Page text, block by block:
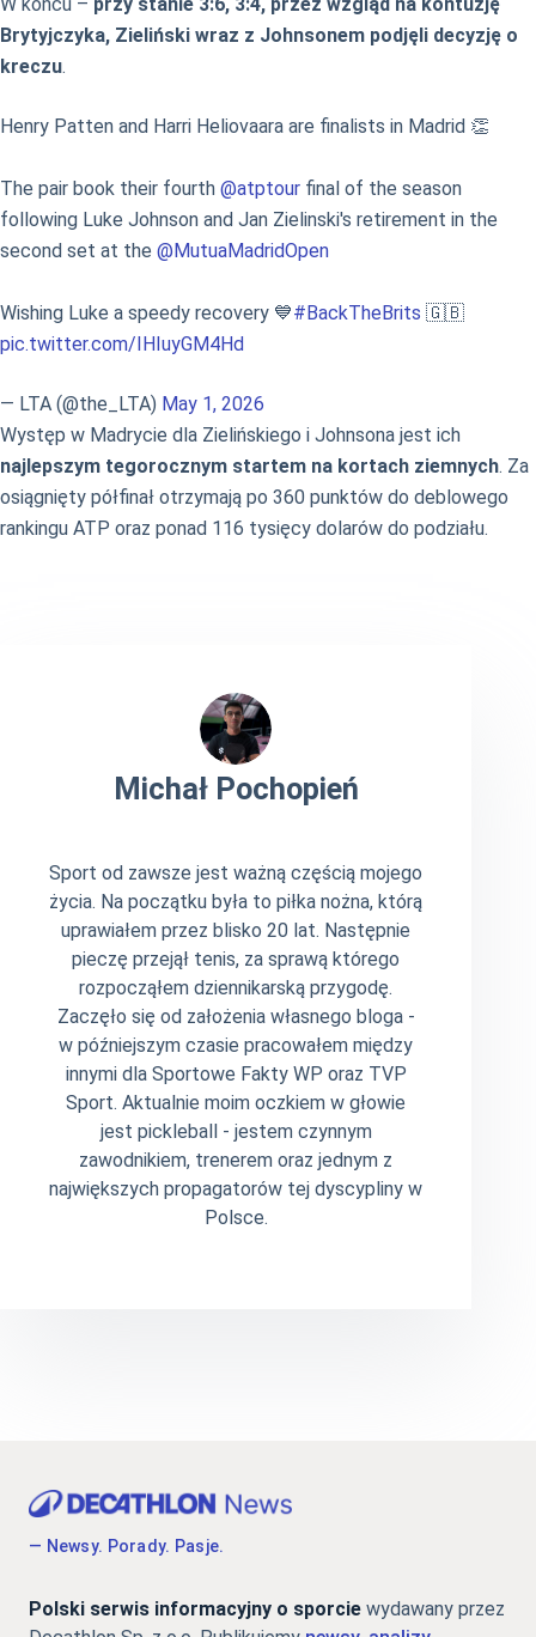
Brytyjczyka, Zieliński wraz z Johnsonem podjęli decyzję o
kreczu.
Henry Patten and Harri Heliovaara are finalists in Madrid 👏
The pair book their fourth @atptour final of the season
following Luke Johnson and Jan Zielinski's retirement in the
second set at the @MutuaMadridOpen
Wishing Luke a speedy recovery 💙#BackTheBrits 🇬🇧
pic.twitter.com/IHIuyGM4Hd
— LTA (@the_LTA) May 1, 2026
Występ w Madrycie dla Zielińskiego i Johnsona jest ich
najlepszym tegorocznym startem na kortach ziemnych. Za
osiągnięty półfinał otrzymają po 360 punktów do deblowego
rankingu ATP oraz ponad 116 tysięcy dolarów do podziału.
Michał Pochopień
Sport od zawsze jest ważną częścią mojego
życia. Na początku była to piłka nożna, którą
uprawiałem przez blisko 20 lat. Następnie
pieczę przejął tenis, za sprawą którego
rozpocząłem dziennikarską przygodę.
Zaczęło się od założenia własnego bloga -
w późniejszym czasie pracowałem między
innymi dla Sportowe Fakty WP oraz TVP
Sport. Aktualnie moim oczkiem w głowie
jest pickleball - jestem czynnym
zawodnikiem, trenerem oraz jednym z
największych propagatorów tej dyscypliny w
Polsce.
— Newsy. Porady. Pasje.
Polski serwis informacyjny o sporcie wydawany przez